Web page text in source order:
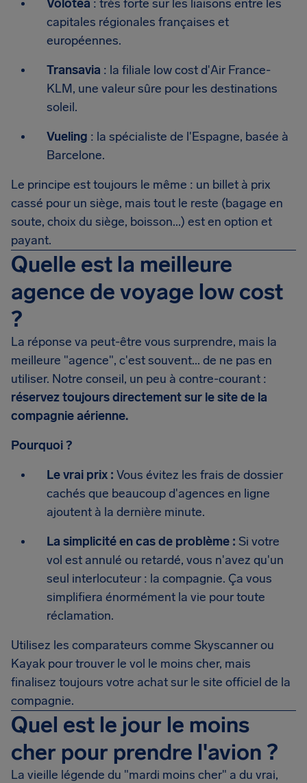
Volotea : très forte sur les liaisons entre les
capitales régionales françaises et
européennes.
Transavia : la filiale low cost d'Air France-
KLM, une valeur sûre pour les destinations
soleil.
Vueling : la spécialiste de l'Espagne, basée à
Barcelone.
Le principe est toujours le même : un billet à prix
cassé pour un siège, mais tout le reste (bagage en
soute, choix du siège, boisson...) est en option et
payant.
Quelle est la meilleure
agence de voyage low cost
?
La réponse va peut-être vous surprendre, mais la
meilleure "agence", c'est souvent... de ne pas en
utiliser. Notre conseil, un peu à contre-courant :
réservez toujours directement sur le site de la
compagnie aérienne.
Pourquoi ?
Le vrai prix : Vous évitez les frais de dossier
cachés que beaucoup d'agences en ligne
ajoutent à la dernière minute.
La simplicité en cas de problème : Si votre
vol est annulé ou retardé, vous n'avez qu'un
seul interlocuteur : la compagnie. Ça vous
simplifiera énormément la vie pour toute
réclamation.
Utilisez les comparateurs comme Skyscanner ou
Kayak pour trouver le vol le moins cher, mais
finalisez toujours votre achat sur le site officiel de la
compagnie.
Quel est le jour le moins
cher pour prendre l'avion ?
La vieille légende du "mardi moins cher" a du vrai,